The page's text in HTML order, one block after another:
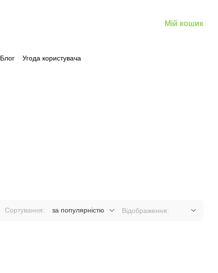
Мій кошик
Блог Угода користувача
Сортування: за популярністю Відображення: